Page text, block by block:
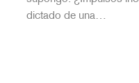
dictado de una…